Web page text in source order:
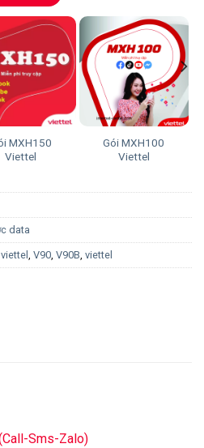
Gói MXH100
Viettel
data
, V90, V90B, viettel
Sms-Zalo)